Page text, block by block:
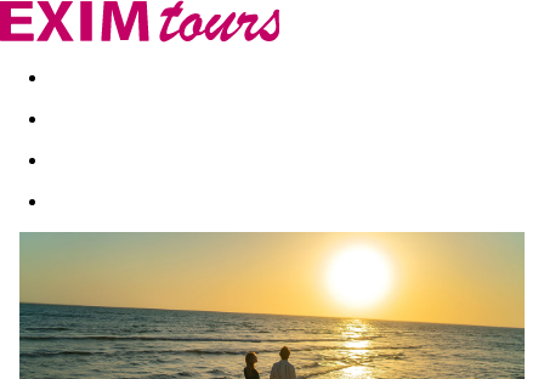
Akční nabídky Last minute